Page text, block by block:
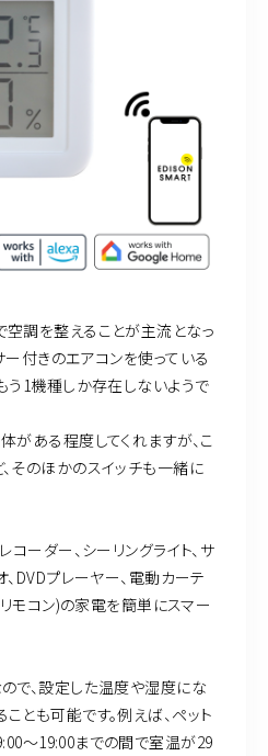
調を整えることが主流となっ
ー付きのエアコンを使っている
う1機種しか存在しないようで
がある程度してくれますが、こ
そのほかのスイッチも一緒に
コーダー、シーリングライト、サ
、DVDプレーヤー、電動カーテ
モコン)の家電を簡単にスマー
で、設定した温度や湿度にな
とも可能です。例えば、ペット
〜19:00までの間で室温が29